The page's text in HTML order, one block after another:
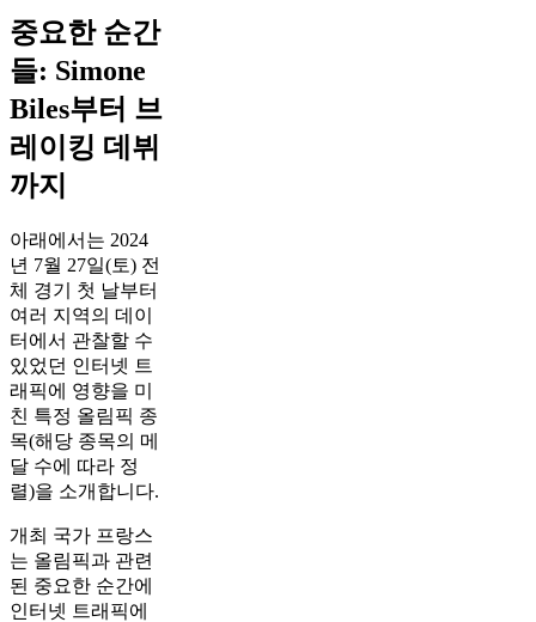
중요한 순간
들: Simone
Biles부터 브
레이킹 데뷔
까지
아래에서는 2024
년 7월 27일(토) 전
체 경기 첫 날부터
여러 지역의 데이
터에서 관찰할 수
있었던 인터넷 트
래픽에 영향을 미
친 특정 올림픽 종
목(해당 종목의 메
달 수에 따라 정
렬)을 소개합니다.
개최 국가 프랑스
는 올림픽과 관련
된 중요한 순간에
인터넷 트래픽에